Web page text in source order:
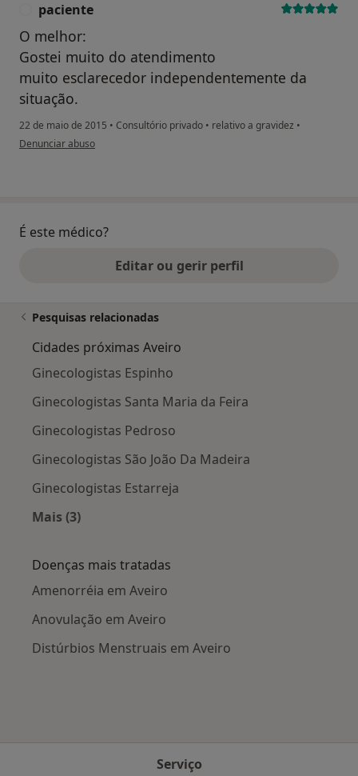
paciente
O melhor:
Gostei muito do atendimento
muito esclarecedor independentemente da
situação.
22 de maio de 2015 • Consultório privado • relativo a gravidez •
na opinião do utilizador paciente
Denunciar abuso
É este médico?
Editar ou gerir perfil
Pesquisas relacionadas
Cidades próximas Aveiro
Ginecologistas Espinho
Ginecologistas Santa Maria da Feira
Ginecologistas Pedroso
Ginecologistas São João Da Madeira
Ginecologistas Estarreja
Mais (3)
Doenças mais tratadas
Amenorréia em Aveiro
Anovulação em Aveiro
Distúrbios Menstruais em Aveiro
Serviço